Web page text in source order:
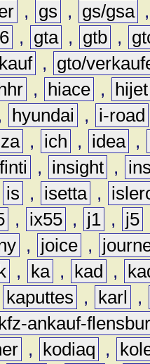
, gs , gs/gsa
, gta , gtb ,
,
gto/
, hiace ,
hijet
hyundai ,
i-road
, ich , idea ,
, insight ,
is , isetta ,
, ix55 , j1 , j5
, joice ,
, ka , kad ,
kaputtes , karl
,
ankauf-
, kodiaq ,